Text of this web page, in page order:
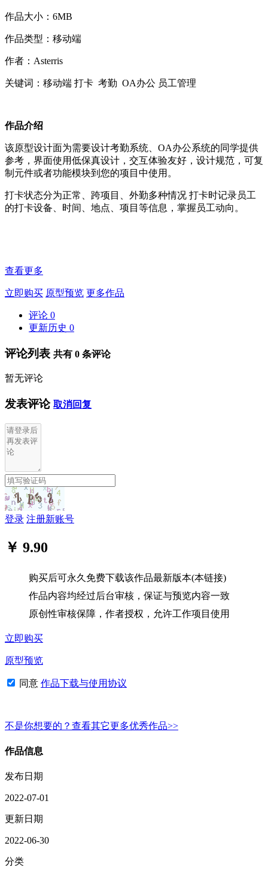
作品大小：6MB
作品类型：移动端
作者：Asterris
关键词：移动端 打卡 考勤 OA办公 员工管理
作品介绍
该原型设计面为需要设计考勤系统、OA办公系统的同学提供
参考，界面使用低保真设计，交互体验友好，设计规范，可复
制元件或者功能模块到您的项目中使用。
打卡状态分为正常、跨项目、外勤多种情况 打卡时记录员工
的打卡设备、时间、地点、项目等信息，掌握员工动向。
查看更多
立即购买 原型预览 更多作品
评论 0
更新历史 0
评论列表 共有 0 条评论
暂无评论
发表评论 取消回复
登录 注册新账号
￥ 9.90
购买后可永久免费下载该作品最新版本(本链接)
作品内容均经过后台审核，保证与预览内容一致
原创性审核保障，作者授权，允许工作项目使用
立即购买
原型预览
同意 作品下载与使用协议
不是你想要的？查看其它更多优秀作品>>
作品信息
发布日期
2022-07-01
更新日期
2022-06-30
分类